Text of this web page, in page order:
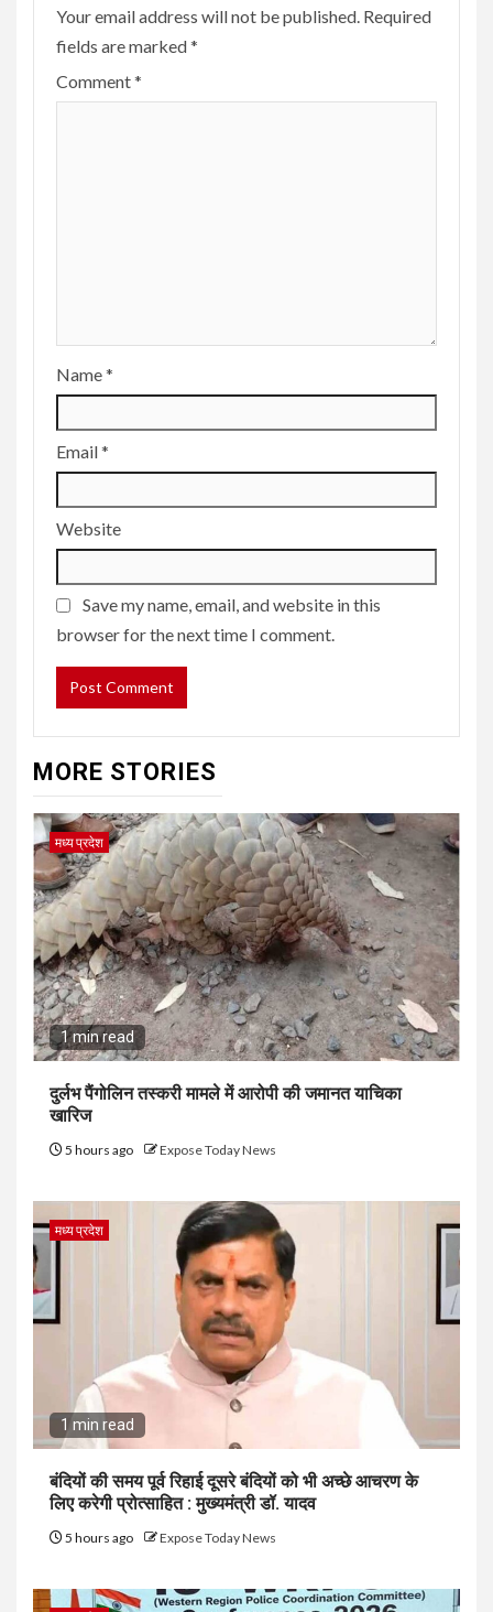
Your email address will not be published. Required
fields are marked*
Comment*
Name*
Email*
Website
Save my name, email, and website in this
browser for the next time I comment.
MORE STORIES
मध्य प्रदेश
1 min read
दुर्लभ पैंगोलिन तस्करी मामले में आरोपी की जमानत याचिका
खारिज
5 hours ago Expose Today News
मध्य प्रदेश
1 min read
बंदियों की समय पूर्व रिहाई दूसरे बंदियों को भी अच्छे आचरण के
लिए करेगी प्रोत्साहित : मुख्यमंत्री डॉ. यादव
5 hours ago Expose Today News